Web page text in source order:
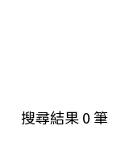
搜尋結果0筆